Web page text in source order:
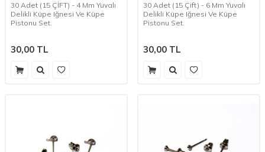
30 Adet (15 ÇİFT) - 4 Mm Yuvalı
Delikli Küpe Iğnesi Ve Küpe
Pistonu Set.
30,00 TL
30 Adet (15 Çift) - 6 Mm Yuvalı
Delikli Küpe Iğnesi Ve Küpe
Pistonu Set.
30,00 TL